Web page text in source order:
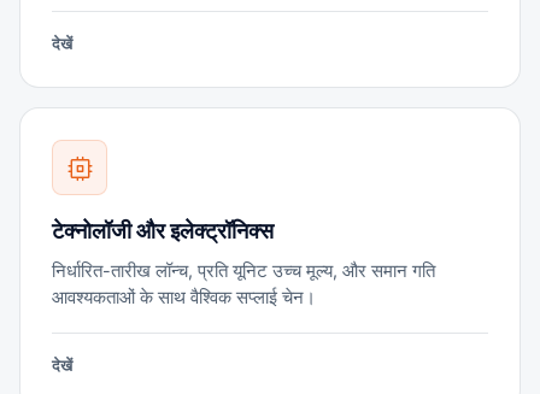
देखें
टेक्नोलॉजी और इलेक्ट्रॉनिक्स
निर्धारित-तारीख लॉन्च, प्रति यूनिट उच्च मूल्य, और समान गति
आवश्यकताओं के साथ वैश्विक सप्लाई चेन।
देखें